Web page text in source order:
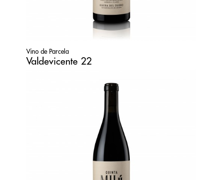
Vino de Parcela
Valdevicente 22